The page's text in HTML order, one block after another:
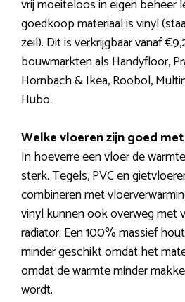
vrij moeiteloos in eigen beheer
goedkoop materiaal is vinyl
zeil). Dit is verkrijgbaar vanaf
bouwmarkten als Handyfloor,
Hornbach & Ikea, Roobol,
Hubo.
Welke vloeren zijn goed
In hoeverre een vloer de
sterk. Tegels, PVC en
combineren met
vinyl kunnen ook overweg met
radiator. Een 100% massief
minder geschikt omdat het
omdat de warmte minder
wordt.